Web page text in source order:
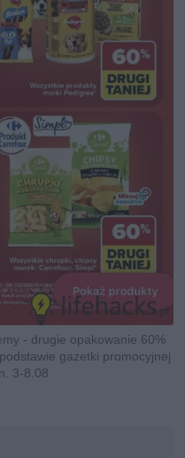
- drugie opakowanie 60%
gazetki promocyjnej
3-8.08